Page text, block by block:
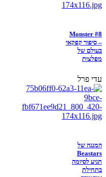
Monster #8
– סיפור קפקאי
בעולם של
מפלצות
עדי פרל
המנגה של
Beastars
תגיע לסיומה
בתחילת